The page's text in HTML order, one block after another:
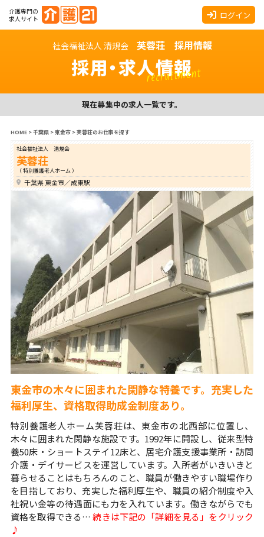
介護専門の
求人サイト
ログイン
社会福祉法人 清規会 芙蓉荘 採用情報
採用・求人情報
recruitment
現在募集中の求人一覧です。
HOME>千葉県>東金市>芙蓉荘のお仕事を探す
社会福祉法人 清規会
芙蓉荘
（ 特別養護老人ホーム ）
千葉県 東金市／成東駅
東金市の木々に囲まれた閑静な特養です。充実した
福利厚生、資格取得助成金制度あり。
特別養護老人ホーム芙蓉荘は、東金市の北西部に位置し、
木々に囲まれた閑静な施設です。1992年に開設し、従来型特
養50床・ショートステイ12床と、居宅介護支援事業所・訪問
介護・デイサービスを運営しています。入所者がいきいきと
暮らせることはもちろんのこと、職員が働きやすい職場作り
を目指しており、充実した福利厚生や、職員の紹介制度や入
社祝い金等の待遇面にも力を入れています。働きながらでも
資格を取得できる…続きは下記の「詳細を見る」をクリック
♪